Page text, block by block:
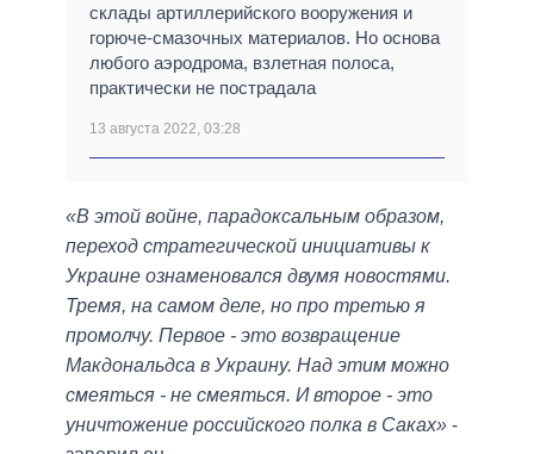
склады артиллерийского вооружения и
горюче-смазочных материалов. Но основа
любого аэродрома, взлетная полоса,
практически не пострадала
13 августа 2022, 03:28
«В этой войне, парадоксальным образом,
переход стратегической инициативы к
Украине ознаменовался двумя новостями.
Тремя, на самом деле, но про третью я
промолчу. Первое - это возвращение
Макдональдса в Украину. Над этим можно
смеяться - не смеяться. И второе - это
уничтожение российского полка в Саках» -